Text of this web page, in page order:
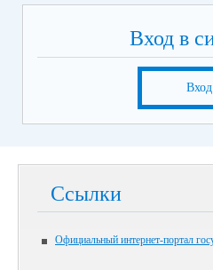
Вход в
Вход
Ссылки
Официальный интернет-портал